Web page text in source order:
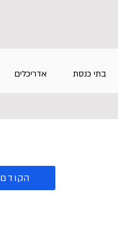
בתי כנסת אדריכלים
< הקודם